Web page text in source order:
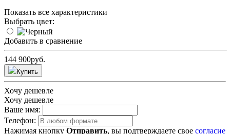
Показать все характеристики
Выбрать цвет:
Добавить в сравнение
144 900руб.
Купить
Хочу дешевле
Хочу дешевле
Ваше имя:
Телефон:
Нажимая кнопку Отправить, вы подтверждаете свое согласие